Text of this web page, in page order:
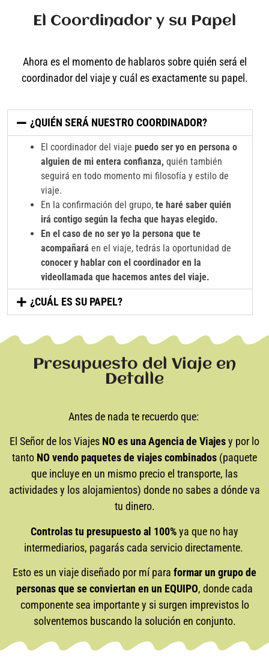
El Coordinador y su Papel
Ahora es el momento de hablaros sobre quién será el
coordinador del viaje y cuál es exactamente su papel.
¿QUIÉN SERÁ NUESTRO COORDINADOR?
El coordinador del viaje puedo ser yo en persona o
alguien de mi entera confianza, quién también
seguirá en todo momento mi filosofía y estilo de
viaje.
En la confirmación del grupo, te haré saber quién
irá contigo según la fecha que hayas elegido.
En el caso de no ser yo la persona que te
acompañará en el viaje, tedrás la oportunidad de
conocer y hablar con el coordinador en la
videollamada que hacemos antes del viaje.
¿CUÁL ES SU PAPEL?
Presupuesto del Viaje en
Detalle
Antes de nada te recuerdo que:
El Señor de los Viajes NO es una Agencia de Viajesy por lo
tanto NO vendo paquetes de viajes combinados (paquete
que incluye en un mismo precio el transporte, las
actividades y los alojamientos) donde no sabes a dónde va
tu dinero.
Controlas tu presupuesto al 100%ya que no hay
intermediarios, pagarás cada servicio directamente.
Esto es un viaje diseñado por mí para formar un grupo de
personas que se conviertan en un EQUIPO, donde cada
componente sea importante y si surgen imprevistos lo
solventemos buscando la solución en conjunto.